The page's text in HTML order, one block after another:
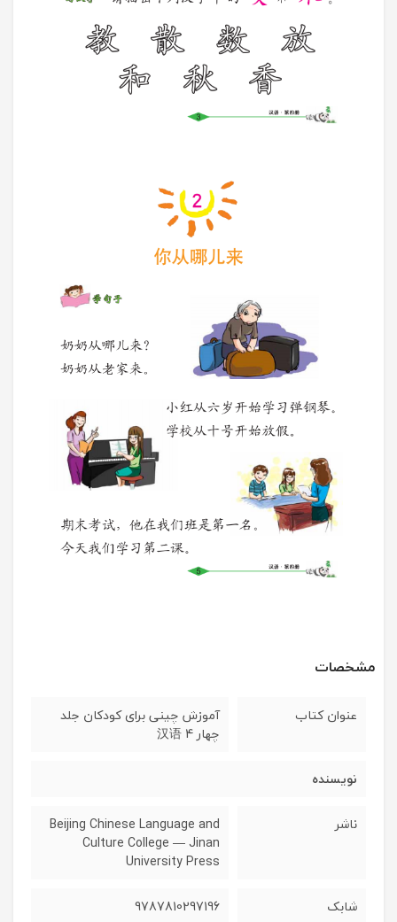
مشخصات
عنوان کتاب
آموزش چینی برای کودکان جلد
چهار 汉语 4
نویسنده
ناشر
Beijing Chinese Language and
Culture College — Jinan
University Press
شابک 9787810297196